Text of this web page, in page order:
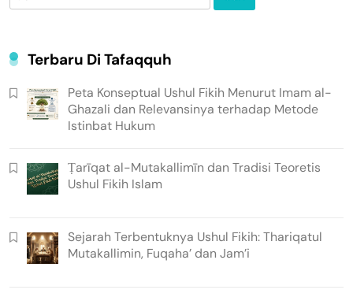
untuk:
Terbaru Di Tafaqquh
Peta Konseptual Ushul Fikih Menurut Imam al-
Ghazali dan Relevansinya terhadap Metode
Istinbat Hukum
Ṭarīqat al-Mutakallimīn dan Tradisi Teoretis
Ushul Fikih Islam
Sejarah Terbentuknya Ushul Fikih: Thariqatul
Mutakallimin, Fuqaha’ dan Jam’i